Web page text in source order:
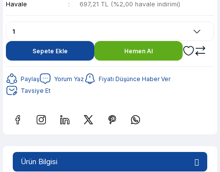
Havale
697,21 TL (%2,00 havale indirimi)
Sepete Ekle Hemen Al
Paylaş Yorum Yaz
Fiyatı Düşünce Haber Ver
Tavsiye Et
Ürün Bilgisi